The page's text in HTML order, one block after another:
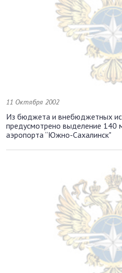
11 Октября 2002
Из бюджета и внебюджетных
предусмотрено выделение 140
аэропорта “Южно-Сахалинск"